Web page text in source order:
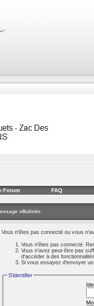
Forum FAQ
vBulletin
Vous n'êtes pas connecté ou vous
Vous n'êtes pas connecté.
Vous n'avez peut-être pas
d'accéder à des
Si vous essayez d'envoyer
S'identifier